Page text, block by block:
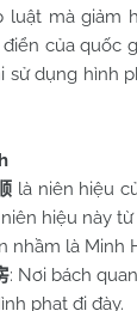
luật mà giảm
của quốc
sử dụng hình
là niên hiệu
hiệu này từ
nhầm là Minh
: Nơi bách
phạt đi đày.